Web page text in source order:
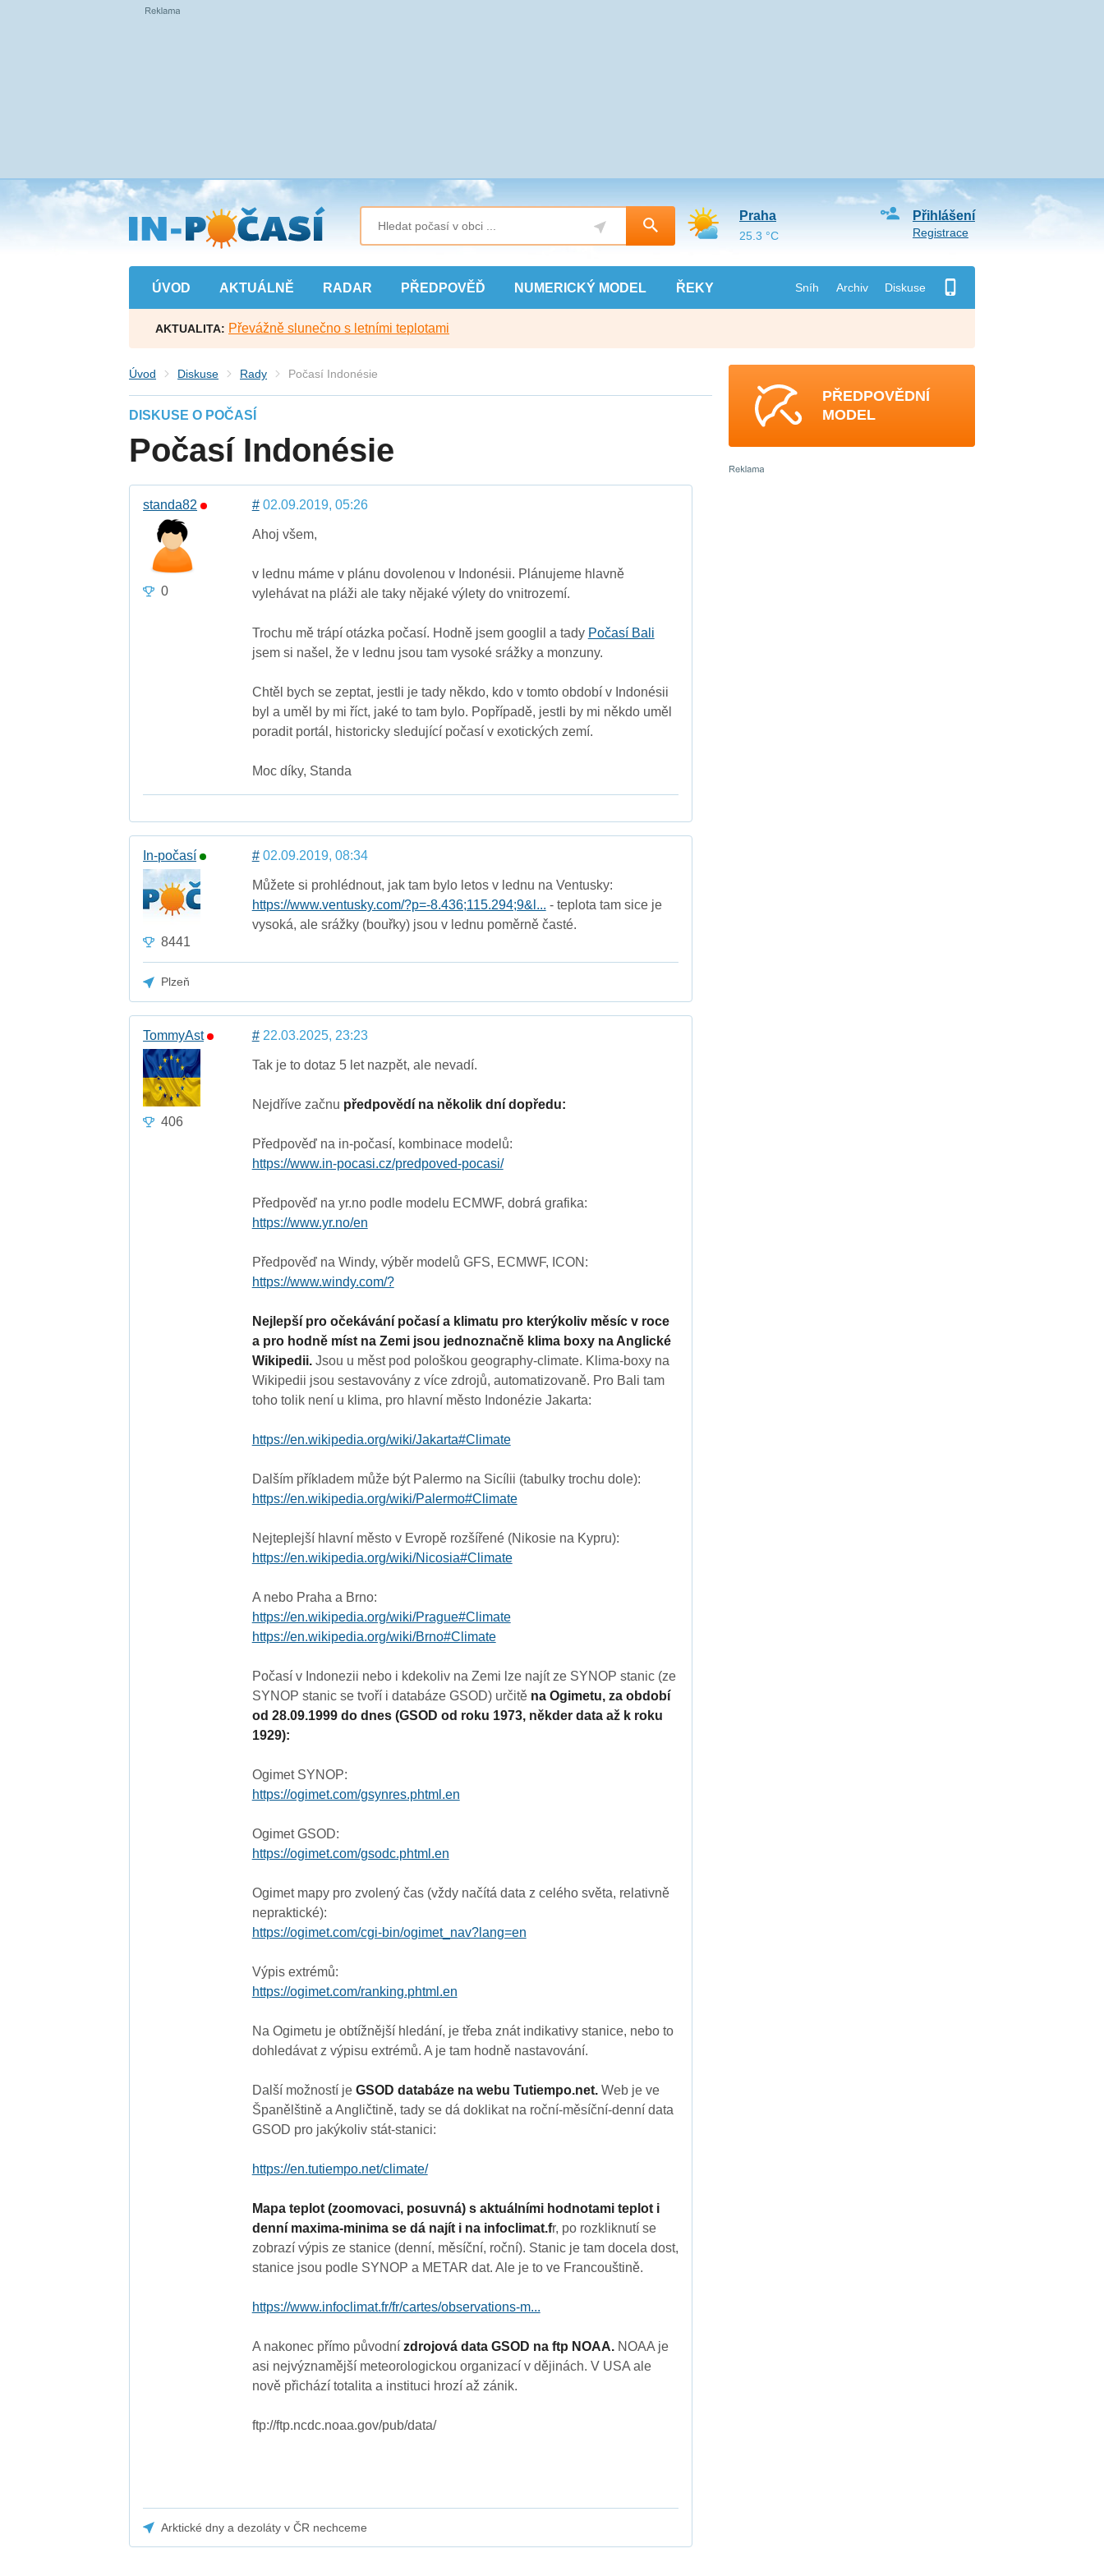
Přejít
na
hlavní
obsah
ÚVOD AKTUÁLNĚ RADAR PŘEDPOVĚĎ NUMERICKÝ MODEL ŘEKY Sníh Archiv Diskuse
Přihlášení
Registrace
Praha
25.3 °C
AKTUALITA: Převážně slunečno s letními teplotami
Úvod Diskuse Rady Počasí Indonésie
DISKUSE O POČASÍ
Počasí Indonésie
standa82
0
#02.09.2019, 05:26
Ahoj všem,
v lednu máme v plánu dovolenou v Indonésii. Plánujeme hlavně
vylehávat na pláži ale taky nějaké výlety do vnitrozemí.
Trochu mě trápí otázka počasí. Hodně jsem googlil a tady Počasí Bali
jsem si našel, že v lednu jsou tam vysoké srážky a monzuny.
Chtěl bych se zeptat, jestli je tady někdo, kdo v tomto období v Indonésii
byl a uměl by mi říct, jaké to tam bylo. Popřípadě, jestli by mi někdo uměl
poradit portál, historicky sledující počasí v exotických zemí.
Moc díky, Standa
In-počasí
8441
#02.09.2019, 08:34
Můžete si prohlédnout, jak tam bylo letos v lednu na Ventusky:
https://www.ventusky.com/?p=-8.436;115.294;9&l... - teplota tam sice je
vysoká, ale srážky (bouřky) jsou v lednu poměrně časté.
Plzeň
TommyAst
406
#22.03.2025, 23:23
Tak je to dotaz 5 let nazpět, ale nevadí.
Nejdříve začnu předpovědí na několik dní dopředu:
Předpověď na in-počasí, kombinace modelů:
https://www.in-pocasi.cz/predpoved-pocasi/
Předpověď na yr.no podle modelu ECMWF, dobrá grafika:
https://www.yr.no/en
Předpověď na Windy, výběr modelů GFS, ECMWF, ICON:
https://www.windy.com/?
Nejlepší pro očekávání počasí a klimatu pro kterýkoliv měsíc v roce
a pro hodně míst na Zemi jsou jednoznačně klima boxy na Anglické
Wikipedii.Jsou u měst pod pološkou geography-climate. Klima-boxy na
Wikipedii jsou sestavovány z více zdrojů, automatizovaně. Pro Bali tam
toho tolik není u klima, pro hlavní město Indonézie Jakarta:
https://en.wikipedia.org/wiki/Jakarta#Climate
Dalším příkladem může být Palermo na Sicílii (tabulky trochu dole):
https://en.wikipedia.org/wiki/Palermo#Climate
Nejteplejší hlavní město v Evropě rozšířené (Nikosie na Kypru):
https://en.wikipedia.org/wiki/Nicosia#Climate
A nebo Praha a Brno:
https://en.wikipedia.org/wiki/Prague#Climate
https://en.wikipedia.org/wiki/Brno#Climate
Počasí v Indonezii nebo i kdekoliv na Zemi lze najít ze SYNOP stanic (ze
SYNOP stanic se tvoří i databáze GSOD) určitě na Ogimetu, za období
od 28.09.1999 do dnes (GSOD od roku 1973, někder data až k roku
1929):
Ogimet SYNOP:
https://ogimet.com/gsynres.phtml.en
Ogimet GSOD:
https://ogimet.com/gsodc.phtml.en
Ogimet mapy pro zvolený čas (vždy načítá data z celého světa, relativně
nepraktické):
https://ogimet.com/cgi-bin/ogimet_nav?lang=en
Výpis extrémů:
https://ogimet.com/ranking.phtml.en
Na Ogimetu je obtížnější hledání, je třeba znát indikativy stanice, nebo to
dohledávat z výpisu extrémů. A je tam hodně nastavování.
Další možností je GSOD databáze na webu Tutiempo.net.Web je ve
Španělštině a Angličtině, tady se dá doklikat na roční-měsíční-denní data
GSOD pro jakýkoliv stát-stanici:
https://en.tutiempo.net/climate/
Mapa teplot (zoomovaci, posuvná) s aktuálními hodnotami teplot i
denní maxima-minima se dá najít i na infoclimat.fr, po rozkliknutí se
zobrazí výpis ze stanice (denní, měsíční, roční). Stanic je tam docela dost,
stanice jsou podle SYNOP a METAR dat. Ale je to ve Francouštině.
https://www.infoclimat.fr/fr/cartes/observations-m...
A nakonec přímo původní zdrojová data GSOD na ftp NOAA. NOAA je
asi nejvýznamější meteorologickou organizací v dějinách. V USA ale
nově přichází totalita a instituci hrozí až zánik.
ftp://ftp.ncdc.noaa.gov/pub/data/
Arktické dny a dezoláty v ČR nechceme
PŘEDPOVĚDNÍ
MODEL